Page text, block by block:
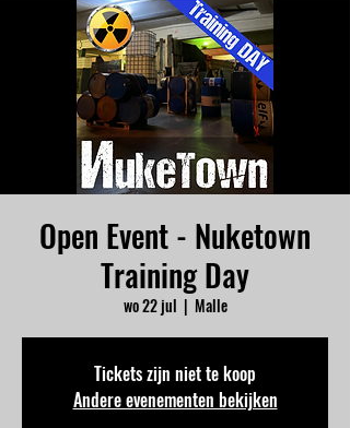
Open Event - Nuketown
Training Day
wo 22 jul
  |
Malle
Tickets zijn niet te koop
Andere evenementen bekijken